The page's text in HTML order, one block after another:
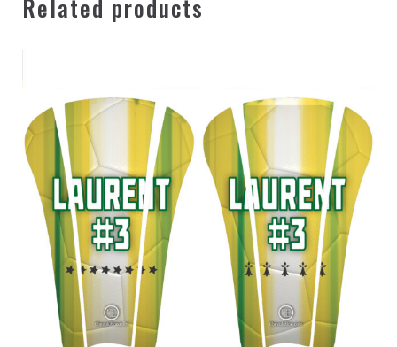
– Certification par la norme Européenne EN 13061 avec des
– Manchons de protège-tibias Tibevolution disponible en
option
– Modèle mixte : pour femme et pour homme
– Livré avec une housse de transport
Related products